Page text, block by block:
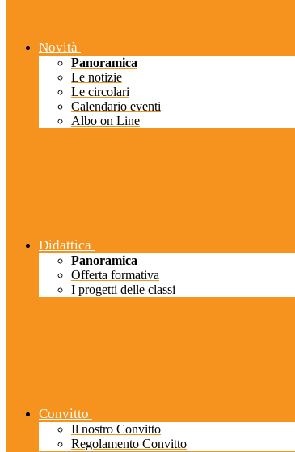
Novità
Panoramica
Le notizie
Le circolari
Calendario eventi
Albo on Line
Didattica
Panoramica
Offerta formativa
I progetti delle classi
Convitto
Il nostro Convitto
Regolamento Convitto